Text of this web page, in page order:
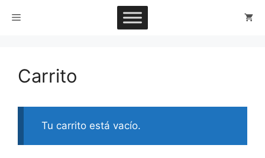
Menú
Carrito
Tu carrito está vacío.